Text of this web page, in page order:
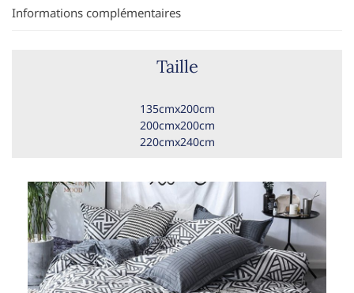
Informations complémentaires
Taille
135cmx200cm
200cmx200cm
220cmx240cm